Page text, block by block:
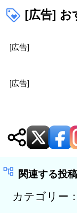
シ
ン
[広告] お
[広告]
[広告]
関連する投稿
カテゴリー：